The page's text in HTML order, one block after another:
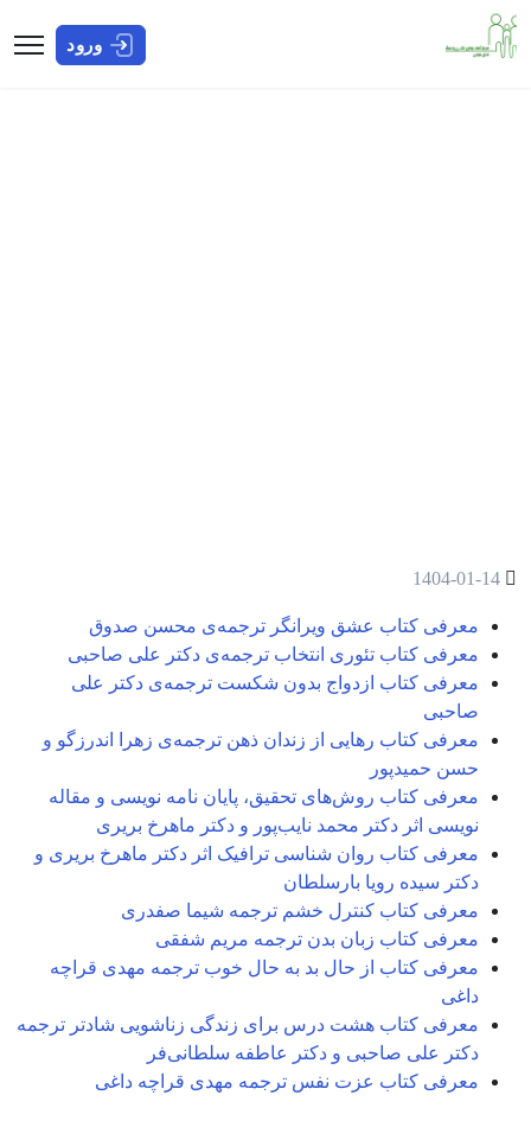
معرفی کتاب عشق ویرانگر ترجمه‌ی محسن صدوق
معرفی کتاب تئوری انتخاب ترجمه‌ی دکتر علی صاحبی
معرفی کتاب ازدواج بدون شکست ترجمه‌ی دکتر علی
صاحبی
معرفی کتاب رهایی از زندان ذهن ترجمه‌ی زهرا اندرزگو و
حسن حمیدپور
معرفی کتاب روش‌های تحقیق، پایان نامه نویسی و مقاله
نویسی اثر دکتر محمد نایب‌پور و دکتر ماهرخ بریری
معرفی کتاب روان شناسی ترافیک اثر دکتر ماهرخ بریری و
دکتر سیده رویا بارسلطان
معرفی کتاب کنترل خشم ترجمه شیما صفدری
معرفی کتاب زبان بدن ترجمه مریم شفقی
معرفی کتاب از حال بد به حال خوب ترجمه مهدی قراچه
داغی
معرفی کتاب هشت درس برای زندگی زناشویی شادتر ترجمه
دکتر علی صاحبی و دکتر عاطفه سلطانی‌فر
معرفی کتاب عزت نفس ترجمه مهدی قراچه داغی
ورود